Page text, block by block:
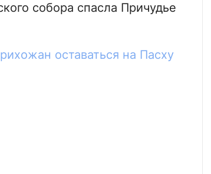
собора спасла Причудье
оставаться на Пасху